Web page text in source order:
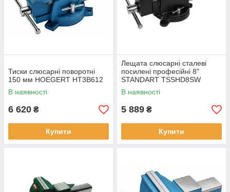
Тиски слюсарні поворотні
150 мм HOEGERT HT3B612
В наявності
6 620 ₴
Купити
Лещата слюсарні сталеві
посилені професійні 8"
STANDART TSSHD8SW
В наявності
5 889 ₴
Купити